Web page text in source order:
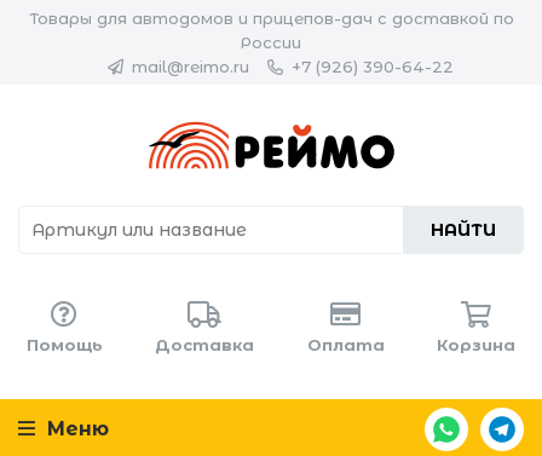
Товары для автодомов и прицепов-дач с доставкой по
России
mail@reimo.ru
+7 (926) 390-64-22
НАЙТИ
Помощь Доставка Оплата Корзина
Меню